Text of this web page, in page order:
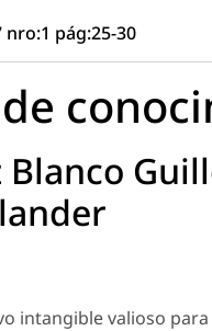
nro:1 pág:25-30
Blanco
intangible valioso